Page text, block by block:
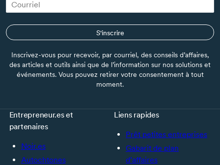
S'inscrire
Inscrivez-vous pour recevoir, par courriel, des conseils d’affaires,
des articles et outils ainsi que de l’information sur nos solutions et
événements. Vous pouvez retirer votre consentement à tout
moment.
Entrepreneur.es et
partenaires
Noir.es
Autochtones
Liens rapides
Prêt petites entreprises
Gabarit de plan
d’affaires